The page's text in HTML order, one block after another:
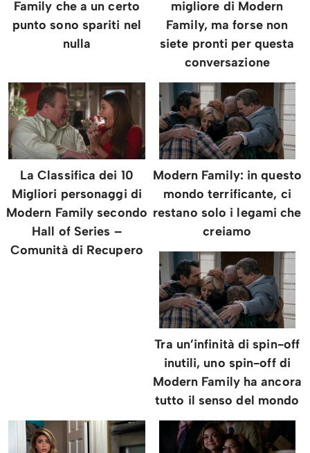
Family che a un certo
punto sono spariti nel
nulla
migliore di Modern
Family, ma forse non
siete pronti per questa
conversazione
La Classifica dei 10
Migliori personaggi di
Modern Family secondo
Hall of Series –
Comunità di Recupero
Modern Family: in questo
mondo terrificante, ci
restano solo i legami che
creiamo
Tra un’infinità di spin-off
inutili, uno spin-off di
Modern Family ha ancora
tutto il senso del mondo